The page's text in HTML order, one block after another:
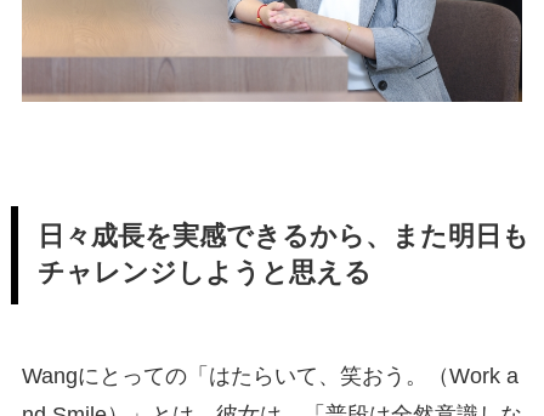
日々成長を実感できるから、また明日も
チャレンジしようと思える
Wangにとっての「はたらいて、笑おう。（Work a